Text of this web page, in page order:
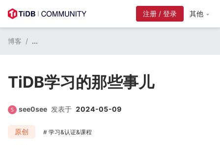
注册 / 登录 其他
博客 / ...
TiDB学习的那些事儿
see0see 发表于 2024-05-09
原创 学习&认证&课程